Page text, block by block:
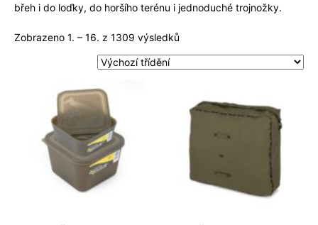
břeh i do loďky, do horšího terénu i jednoduché trojnožky.
Zobrazeno 1. – 16. z 1309 výsledků